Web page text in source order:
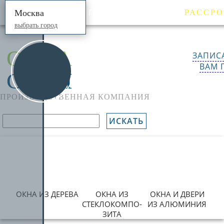
Москва
выбрать город
ОКНА
СИТИ
ПРОИЗВОДСТВЕННАЯ КОМПАНИЯ
ИСКАТЬ
ВАМ
ОКНА ИЗ ДЕРЕВА
ОКНА ИЗ
СТЕКЛОКОМПО­
ЗИТА
ОКНА И ДВЕРИ
ИЗ АЛЮМИНИЯ